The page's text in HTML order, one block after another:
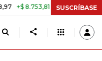
+2,19% TASA DE
SUSCRÍBASE